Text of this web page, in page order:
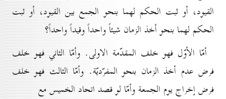
القيود، أو ثبت الحكم لهما بنحو الجمع بين القيود، أو ثبت
الحكم لهما بنحو أخذ الزمان شيئاً واحداً وقيداً واحداً؟
أمّا الأوّل فهو خلف المقدّمة الاولى. وأمّا الثاني فهو خلف
فرض عدم أخذ الزمان بنحو المفرّديّة. وأمّا الثالث فهو خلف
فرض إخراج يوم الجمعة وأمّا لو قصد اتحاد الخميس مع